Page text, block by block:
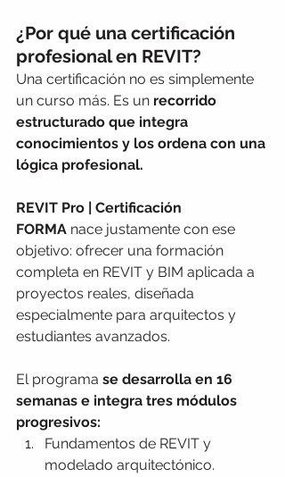
¿Por qué una certificación
profesional en REVIT?
Una certificación no es simplemente
un curso más. Es un recorrido
estructurado que integra
conocimientos y los ordena con una
lógica profesional.
REVIT Pro | Certificación
FORMA nace justamente con ese
objetivo: ofrecer una formación
completa en REVIT y BIM aplicada a
proyectos reales, diseñada
especialmente para arquitectos y
estudiantes avanzados.
El programa se desarrolla en 16
semanas e integra tres módulos
progresivos:
Fundamentos de REVIT y
modelado arquitectónico.